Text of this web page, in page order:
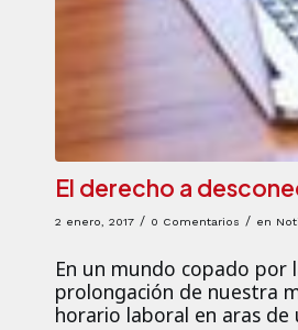
El derecho a
2 enero, 2017 / 0 Comentarios / en
En un mundo copado por
prolongación de nuestra
horario laboral en aras